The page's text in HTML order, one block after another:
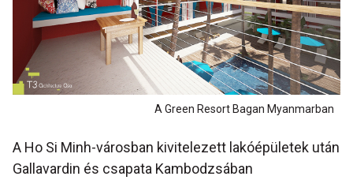
A Green Resort Bagan Myanmarban
A Ho Si Minh-városban kivitelezett lakóépületek után
Gallavardin és csapata Kambodzsában